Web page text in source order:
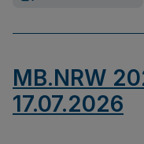
MB.NRW
17.07.2026